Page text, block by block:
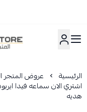
الرئيسية عروض المتجر
هديه